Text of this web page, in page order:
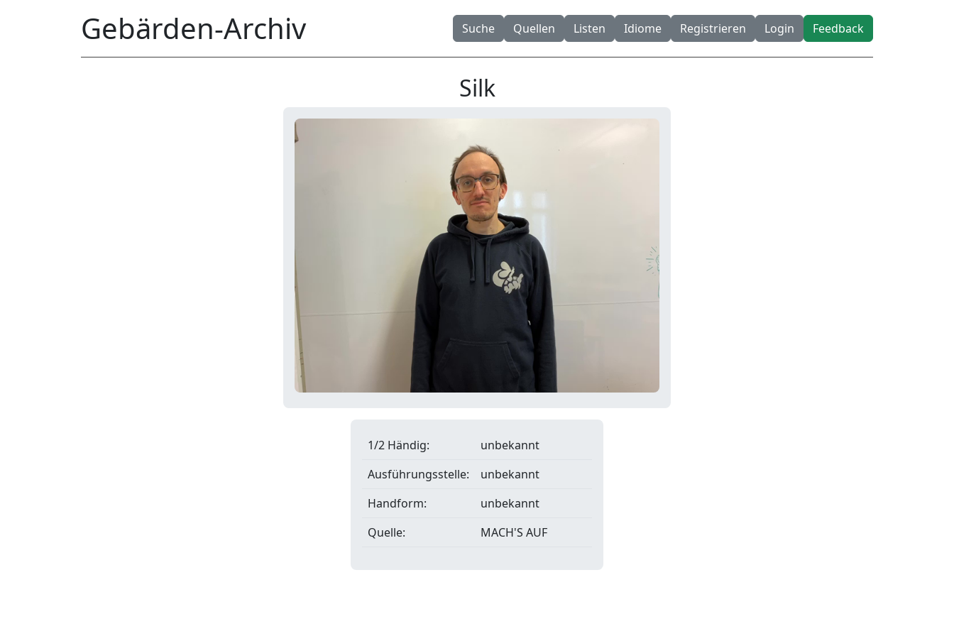
Gebärden-Archiv Suche Quellen Listen Idiome Registrieren Login Feedback
Silk
1/2 Händig:
unbekannt
Ausführungsstelle:
unbekannt
Handform:
unbekannt
Quelle:
MACH'S AUF